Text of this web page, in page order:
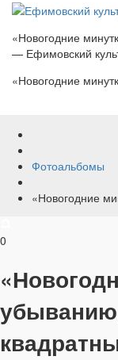
«Новогодние
— Ефимовский
«Новогодние
Фотоальбомы
«Новогодние
0